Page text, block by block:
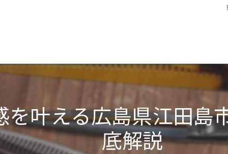
叶える広島県江田島
底解説